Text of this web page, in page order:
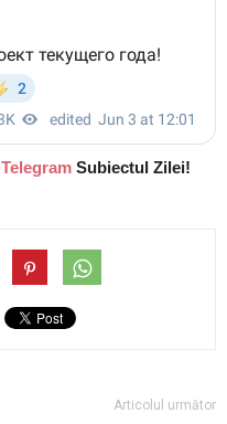
Telegram Subiectul Zilei!
Articolul următor